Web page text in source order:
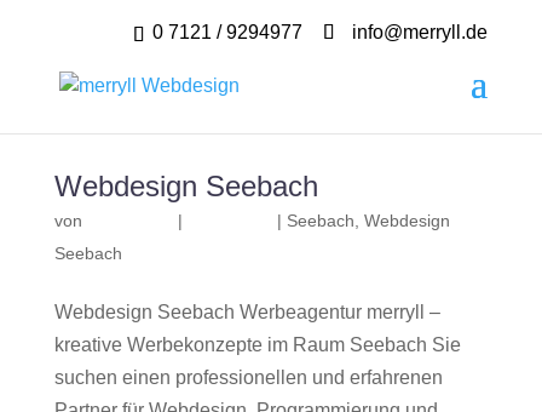
0 7121 / 9294977 info@merryll.de
Webdesign Seebach
von | | Seebach Webdesign
Seebach
Webdesign Seebach Werbeagentur merryll –
kreative Werbekonzepte im Raum Seebach Sie
suchen einen professionellen und erfahrenen